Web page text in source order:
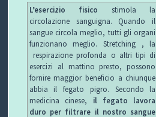
L’esercizio fisico stimola la
circolazione sanguigna. Quando il
sangue circola meglio, tutti gli organi
funzionano meglio. Stretching , la
respirazione profonda o altri tipi di
esercizi al mattino presto, possono
fornire maggior beneficio a chiunque
abbia il fegato pigro. Secondo la
medicina cinese, il fegato lavora
duro per filtrare il nostro sangue